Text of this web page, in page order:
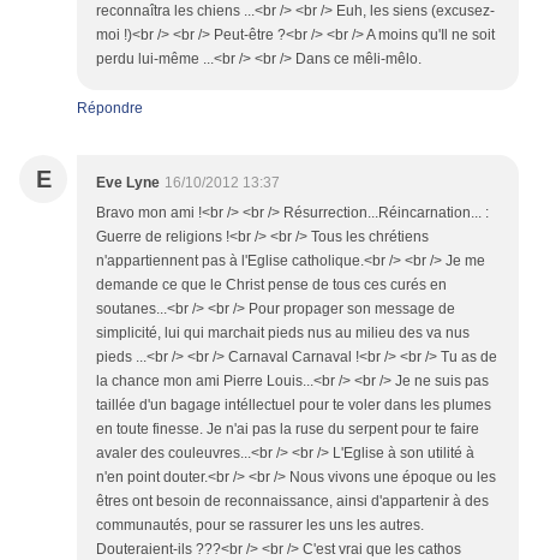
reconnaîtra les chiens ...<br /> <br /> Euh, les siens (excusez-
moi !)<br /> <br /> Peut-être ?<br /> <br /> A moins qu'Il ne soit
perdu lui-même ...<br /> <br /> Dans ce mêli-mêlo.
Répondre
E Eve Lyne 16/10/2012 13:37
Bravo mon ami !<br /> <br /> Résurrection...Réincarnation... :
Guerre de religions !<br /> <br /> Tous les chrétiens
n'appartiennent pas à l'Eglise catholique.<br /> <br /> Je me
demande ce que le Christ pense de tous ces curés en
soutanes...<br /> <br /> Pour propager son message de
simplicité, lui qui marchait pieds nus au milieu des va nus
pieds ...<br /> <br /> Carnaval Carnaval !<br /> <br /> Tu as de
la chance mon ami Pierre Louis...<br /> <br /> Je ne suis pas
taillée d'un bagage intéllectuel pour te voler dans les plumes
en toute finesse. Je n'ai pas la ruse du serpent pour te faire
avaler des couleuvres...<br /> <br /> L'Eglise à son utilité à
n'en point douter.<br /> <br /> Nous vivons une époque ou les
êtres ont besoin de reconnaissance, ainsi d'appartenir à des
communautés, pour se rassurer les uns les autres.
Douteraient-ils ???<br /> <br /> C'est vrai que les cathos